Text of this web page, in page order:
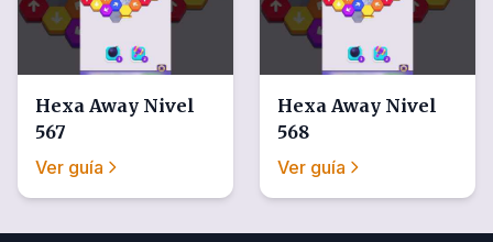
Hexa Away Nivel
567
Ver guía
Hexa Away Nivel
568
Ver guía